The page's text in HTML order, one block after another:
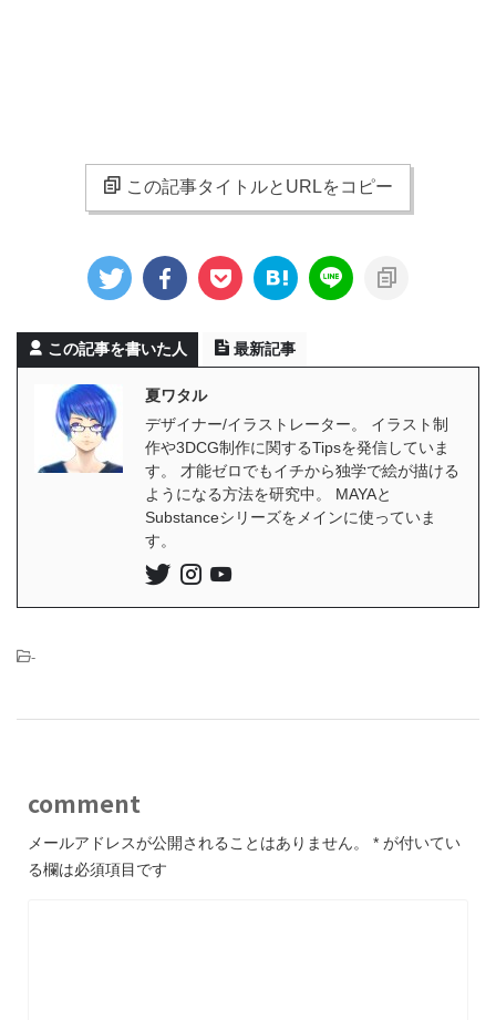
この記事タイトルとURLをコピー
この記事を書いた人 最新記事
夏ワタル
デザイナー/イラストレーター。 イラスト制
作や3DCG制作に関するTipsを発信していま
す。 才能ゼロでもイチから独学で絵が描ける
ようになる方法を研究中。 MAYAと
Substanceシリーズをメインに使っていま
す。
-
comment
メールアドレスが公開されることはありません。 * が付いてい
る欄は必須項目です